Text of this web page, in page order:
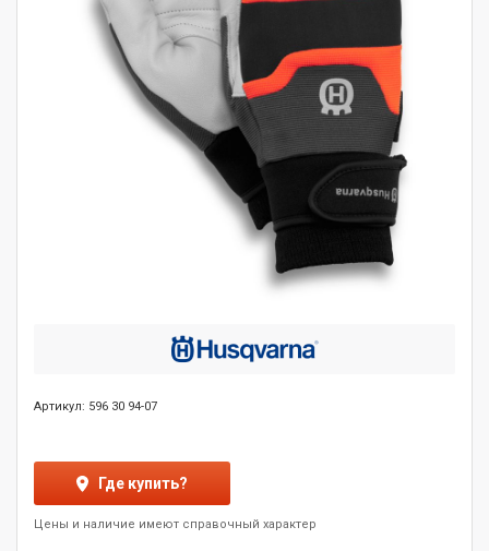
Артикул: 596 30 94-07
Где купить?
Цены и наличие имеют справочный характер